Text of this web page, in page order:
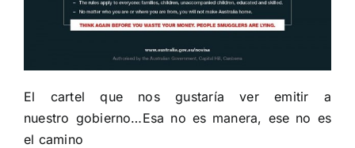
El cartel que nos gustaría ver emitir a
nuestro gobierno…Esa no es manera, ese no es
el camino